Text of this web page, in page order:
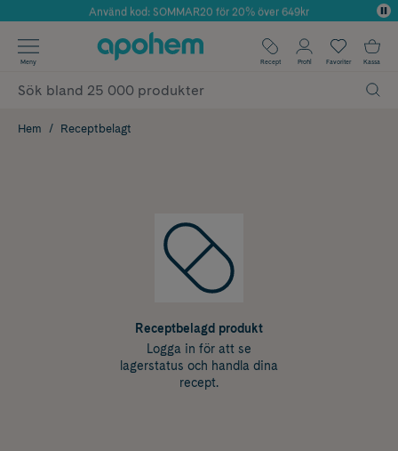
Årets Butik 2025 inom Skönhet
Använd kod: SOMMAR20 för 20% över 649kr
✓ Fri frakt
✓ Poäng på alla köp*
Meny Recept Profil Favoriter Kassa
Hem Receptbelagt
Receptbelagd produkt
Logga in för att se
lagerstatus och handla dina
recept.